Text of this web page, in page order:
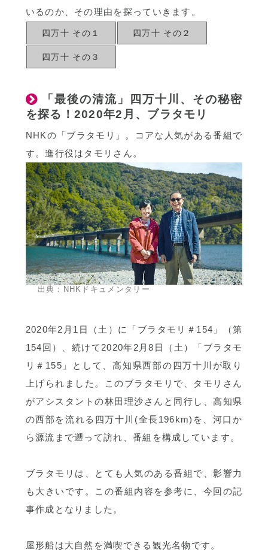
いるのか、その理由を探っていきます。
四万十 その１ 四万十 その２
四万十 その３
「最後の清流」四万十川、その秘密
を探る！2020年2月、ブラタモリ
NHKの「ブラタモリ」。コアな人気がある番組で
す。進行役はタモリさん。
出典： NHKドキュメンタリー
2020年2月1日（土）に「ブラタモリ＃154」（第
154回）、続けて2020年2月8日（土）「ブラタモ
リ＃155」として、高知県西部の四万十川が取り
上げられました。このブラタモリで、タモリさん
がアシスタントの林田理沙さんと同行し、高知県
の西部を流れる四万十川(全長196km)を、河口か
ら源流まで遡って訪れ、番組を構成しています。
ブラタモリは、とても人気のある番組で、影響力
も大きいです。この番組内容を参考に、今回の記
事作成となりました。
屋形船は大自然を満喫できる観光名物です。